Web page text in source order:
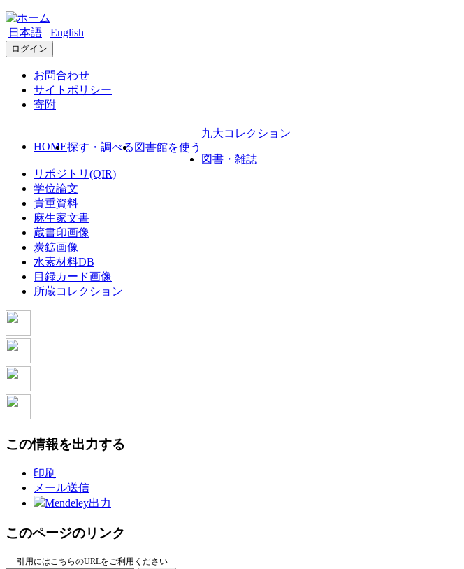
日本語 English
ログイン
お問合わせ
サイトポリシー
寄附
HOME探す・調べる 図書館を使う
九大コレクション
図書・雑誌
リポジトリ(QIR)
学位論文
貴重資料
麻生家文書
蔵書印画像
炭鉱画像
水素材料DB
目録カード画像
所蔵コレクション
この情報を出力する
印刷
メール送信
Mendeley出力
このページのリンク
引用にはこちらのURLをご利用ください